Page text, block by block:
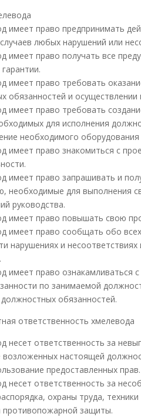
имеет право предпринимать
любых нарушений или
имеет право получать все
имеет право требовать
обязанностей и осуществлении
имеет право требовать
для исполнения
необходимого оборудования
имеет право знакомиться с
имеет право запрашивать и
необходимые для выполнения
руководства.
имеет право повышать свою
имеет право сообщать обо
нарушениях и
имеет право ознакамливаться
по занимаемой
обязанностей.
ответственность хмелевода
несет ответственность за
настоящей
предоставленных прав.
несет ответственность за
охраны труда,
противопожарной защиты.